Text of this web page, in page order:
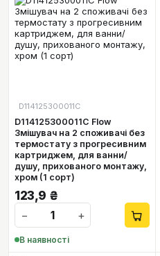
D114125300011C
D114125300011C Flow
Змішувач на 2 споживачі без
термостату з прогресивним
картриджем, для ванни/
душу, прихованого монтажу,
хром (1 сорт)
123,9 ₴
−
+
В наявності